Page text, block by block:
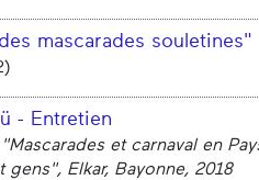
mascarades souletines"
- Entretien
et carnaval en
Elkar, Bayonne, 2018